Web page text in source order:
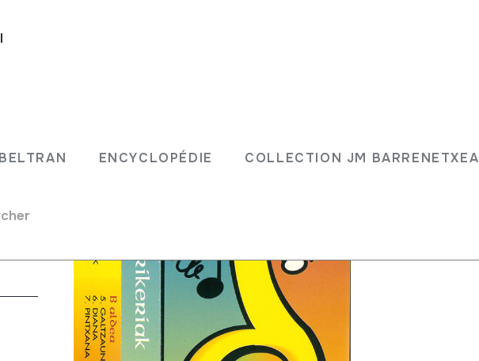
ENCYCLOPÉDIE COLLECTION JM BARRENETXEA